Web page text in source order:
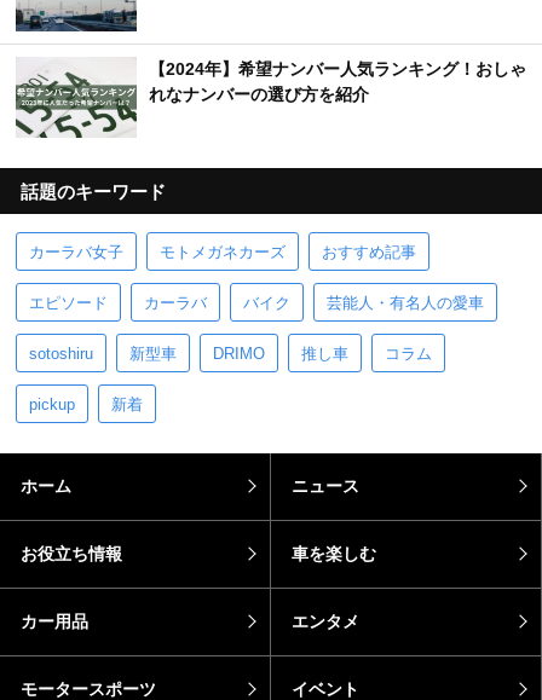
【2024年】希望ナンバー人気ランキング！おしゃ
れなナンバーの選び方を紹介
話題のキーワード
カーラバ女子 モトメガネカーズ おすすめ記事
エピソード カーラバ バイク 芸能人・有名人の愛車
sotoshiru 新型車 DRIMO 推し車 コラム
pickup 新着
ホーム ニュース
お役立ち情報 車を楽しむ
カー用品 エンタメ
モータースポーツ イベント